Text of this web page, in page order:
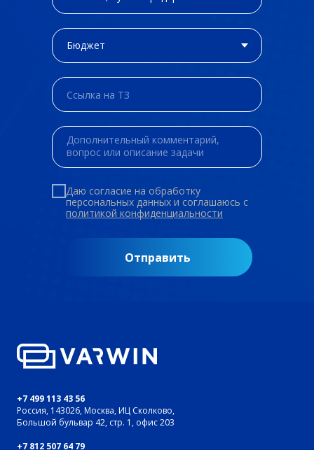
Даю согласие на обработку
персональных данных и соглашаюсь c
политикой конфиденциальности
Отправить
+7 499 113 43 56
Россия, 143026, Москва, ИЦ Сколково,
Большой бульвар 42, стр. 1, офис 203
+7 812 507 64 79